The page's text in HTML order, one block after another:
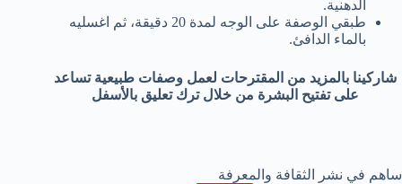
الدهنية.
طبقي الوصفة على الوجه لمدة 20 دقيقة، ثم اغسليه
بالماء الدافئ.
شاركينا بالمزيد من المقترحات لعمل وصفات طبيعية تساعد
على تفتيح البشرة من خلال ترك تعليق بالأسفل
ساهم في نشر الثقافة والمعرفة